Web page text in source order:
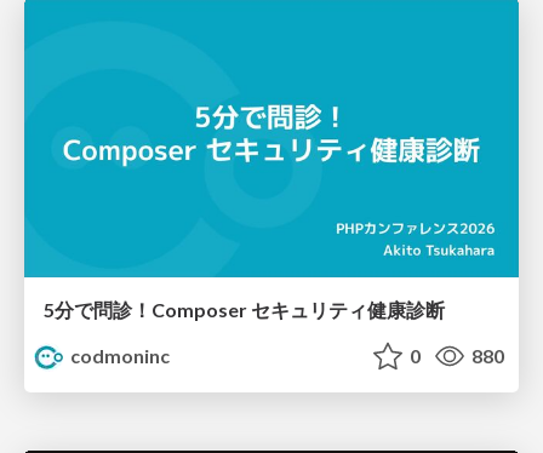
5分で問診！Composer セキュリティ健康診断
codmoninc
0 880